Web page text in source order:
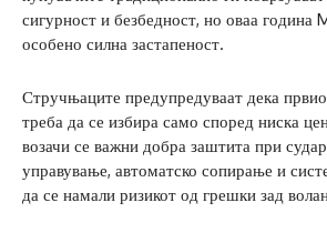
сигурност и безбедност, но оваа година
особено силна застапеност.
Стручњаците предупредуваат дека
треба да се избира само според ниска
возачи се важни добра заштита при
управување, автоматско сопирање и
да се намали ризикот од грешки зад